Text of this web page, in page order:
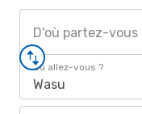
D'où partez-vous
Où allez-vous ?
Wasu